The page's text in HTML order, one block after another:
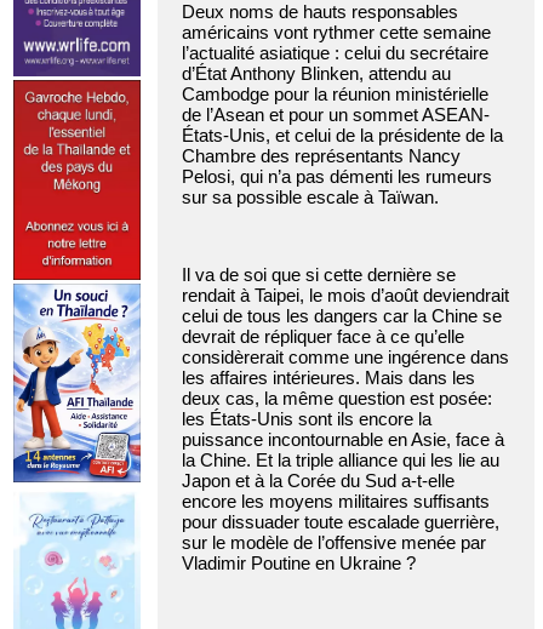
Deux noms de hauts responsables
américains vont rythmer cette semaine
l’actualité asiatique : celui du secrétaire
d’État Anthony Blinken, attendu au
Cambodge pour la réunion ministérielle
de l’Asean et pour un sommet ASEAN-
États-Unis, et celui de la présidente de la
Chambre des représentants Nancy
Pelosi, qui n’a pas démenti les rumeurs
sur sa possible escale à Taïwan.
Il va de soi que si cette dernière se
rendait à Taipei, le mois d’août deviendrait
celui de tous les dangers car la Chine se
devrait de répliquer face à ce qu’elle
considèrerait comme une ingérence dans
les affaires intérieures. Mais dans les
deux cas, la même question est posée:
les États-Unis sont ils encore la
puissance incontournable en Asie, face à
la Chine. Et la triple alliance qui les lie au
Japon et à la Corée du Sud a-t-elle
encore les moyens militaires suffisants
pour dissuader toute escalade guerrière,
sur le modèle de l’offensive menée par
Vladimir Poutine en Ukraine ?